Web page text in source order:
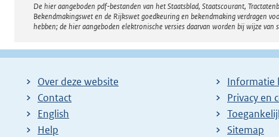
Disclaimer
De hier aangeboden pdf-bestanden van het Staatsblad, Staatscourant,
Bekendmakingswet en de Rijkswet goedkeuring en bekendmaking verdragen
hebben; de hier aangeboden elektronische versies daarvan worden bij wijze van
Over deze website
Contact
English
Help
Informatie
Privacy en
Sitemap